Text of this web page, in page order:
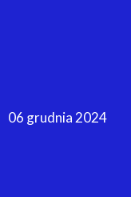
06 grudnia 2024